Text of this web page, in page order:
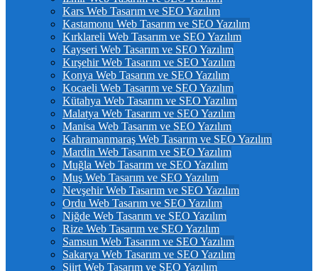
Kars Web Tasarım ve SEO Yazılım
Kastamonu Web Tasarım ve SEO Yazılım
Kırklareli Web Tasarım ve SEO Yazılım
Kayseri Web Tasarım ve SEO Yazılım
Kırşehir Web Tasarım ve SEO Yazılım
Konya Web Tasarım ve SEO Yazılım
Kocaeli Web Tasarım ve SEO Yazılım
Kütahya Web Tasarım ve SEO Yazılım
Malatya Web Tasarım ve SEO Yazılım
Manisa Web Tasarım ve SEO Yazılım
Kahramanmaraş Web Tasarım ve SEO Yazılım
Mardin Web Tasarım ve SEO Yazılım
Muğla Web Tasarım ve SEO Yazılım
Muş Web Tasarım ve SEO Yazılım
Nevşehir Web Tasarım ve SEO Yazılım
Ordu Web Tasarım ve SEO Yazılım
Niğde Web Tasarım ve SEO Yazılım
Rize Web Tasarım ve SEO Yazılım
Samsun Web Tasarım ve SEO Yazılım
Sakarya Web Tasarım ve SEO Yazılım
Siirt Web Tasarım ve SEO Yazılım